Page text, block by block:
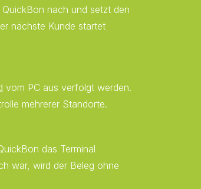
nach und setzt den
nächste Kunde startet
vom PC aus verfolgt werden.
mehrerer Standorte.
das Terminal
war, wird der Beleg ohne